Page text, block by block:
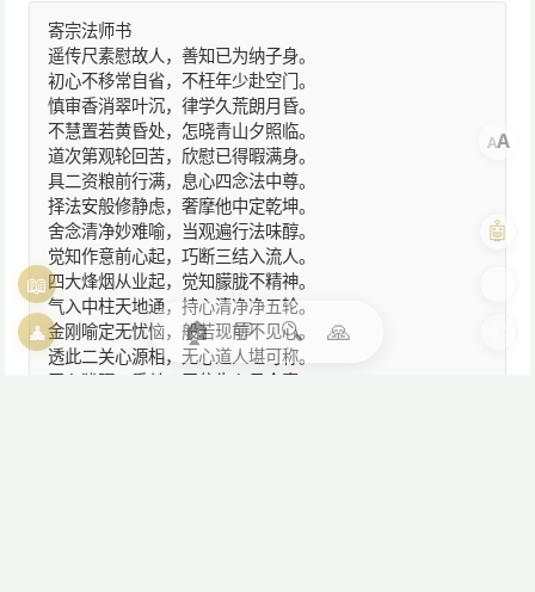
寄宗法师书
遥传尺素慰故人，善知已为纳子身。
初心不移常自省，不枉年少赴空门。
慎审香消翠叶沉，律学久荒朗月昏。
不慧置若黄昏处，怎晓青山夕照临。
道次第观轮回苦，欣慰已得暇满身。
具二资粮前行满，息心四念法中尊。
择法安般修静虑，奢摩他中定乾坤。
舍念清净妙难喻，当观遍行法味醇。
觉知作意前心起，巧断三结入流人。
四大烽烟从业起，觉知朦胧不精神。
气入中柱天地通，持心清净净五轮。
金刚喻定无忧恼，般若现前不见心。
透此二关心源相，无心道人堪可称。
🏠 💬 🔍 🙏
AA
📖
🧘
🤖